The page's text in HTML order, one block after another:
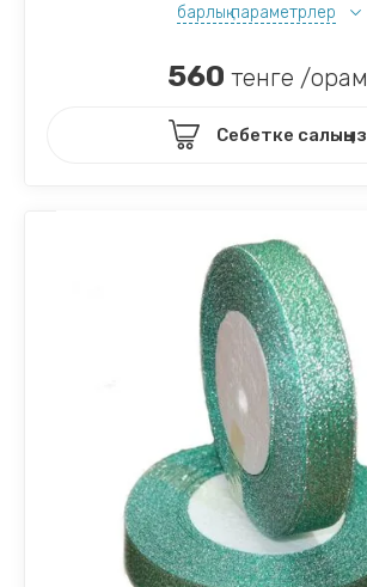
барлық параметрлер
560 тенге /орам
Себетке салыңыз